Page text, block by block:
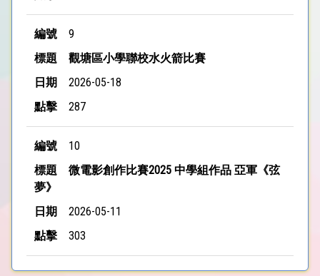
9
觀塘區小學聯校水火箭比賽
2026-05-18
287
10
微電影創作比賽2025 中學組作品 亞軍《弦
夢》
2026-05-11
303